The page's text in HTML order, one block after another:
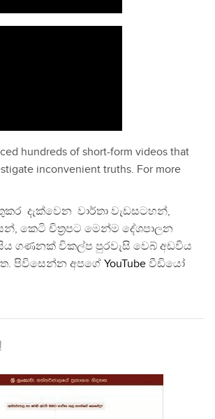
hundreds of short-form videos that
inconvenient truths. For more
දැක්වෙන වාර්තා වැඩසටහන්,
කෙටි චිත්‍රපට මෙන්ම දේශපාලන
සිය ගණනක් විකල්ප පුරවැසි වෙබ් අඩවිය
පිවිසෙන්න අපගේ YouTube වීඩියෝ